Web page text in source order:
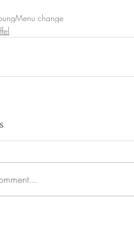
Menu change